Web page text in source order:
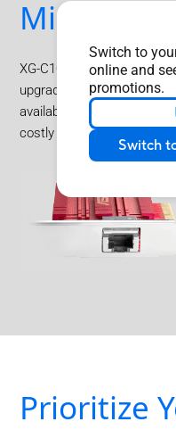
Switch to
online and
promotions.
Switch
Migration
XG-C100C has a
upgrade to 10Gbps
available copper network
costly optical fiber cables.
Prioritize